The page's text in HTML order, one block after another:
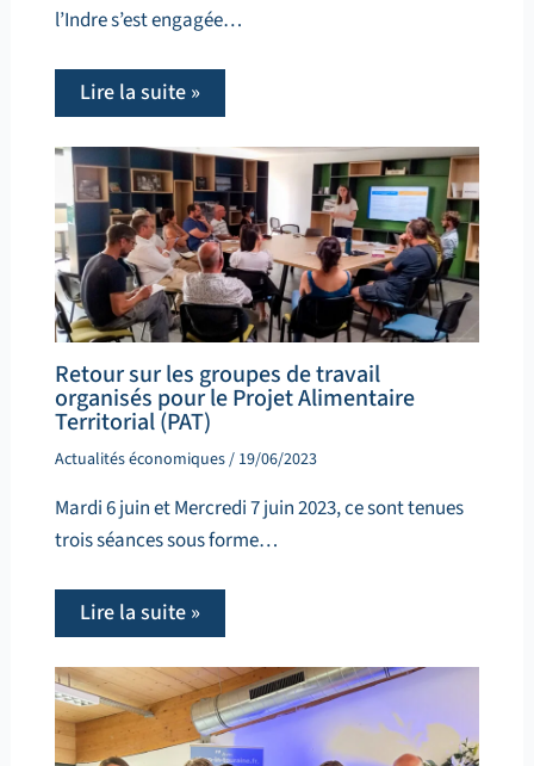
l’Indre s’est engagée…
Lire la suite »
Retour sur les groupes de travail
organisés pour le Projet Alimentaire
Territorial (PAT)
Actualités économiques/ 19/06/2023
Mardi 6 juin et Mercredi 7 juin 2023, ce sont tenues
trois séances sous forme…
Lire la suite »